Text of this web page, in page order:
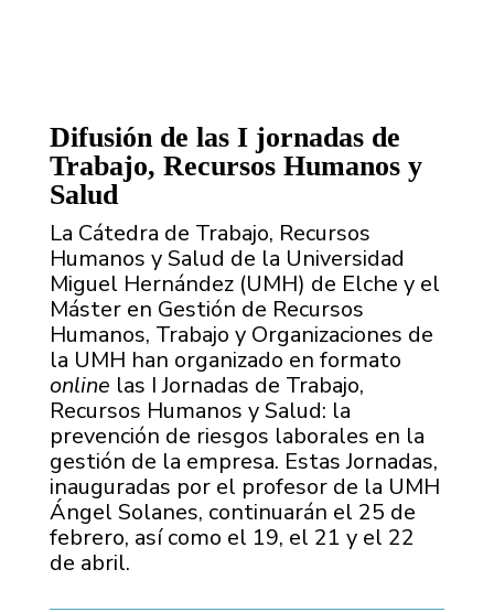
Difusión de las I jornadas de
Trabajo, Recursos Humanos y
Salud
La Cátedra de Trabajo, Recursos
Humanos y Salud de la Universidad
Miguel Hernández (UMH) de Elche y el
Máster en Gestión de Recursos
Humanos, Trabajo y Organizaciones de
la UMH han organizado en formato
online las I Jornadas de Trabajo,
Recursos Humanos y Salud: la
prevención de riesgos laborales en la
gestión de la empresa. Estas Jornadas,
inauguradas por el profesor de la UMH
Ángel Solanes, continuarán el 25 de
febrero, así como el 19, el 21 y el 22
de abril.